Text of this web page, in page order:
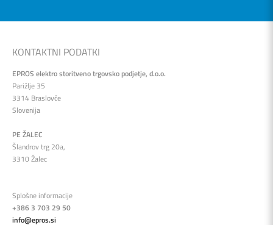
KONTAKTNI PODATKI
EPROS elektro storitveno trgovsko podjetje, d.o.o.
Parižlje 35
3314 Braslovče
Slovenija
PE ŽALEC
Šlandrov trg 20a,
3310 Žalec
Splošne informacije
+386 3 703 29 50
info@epros.si